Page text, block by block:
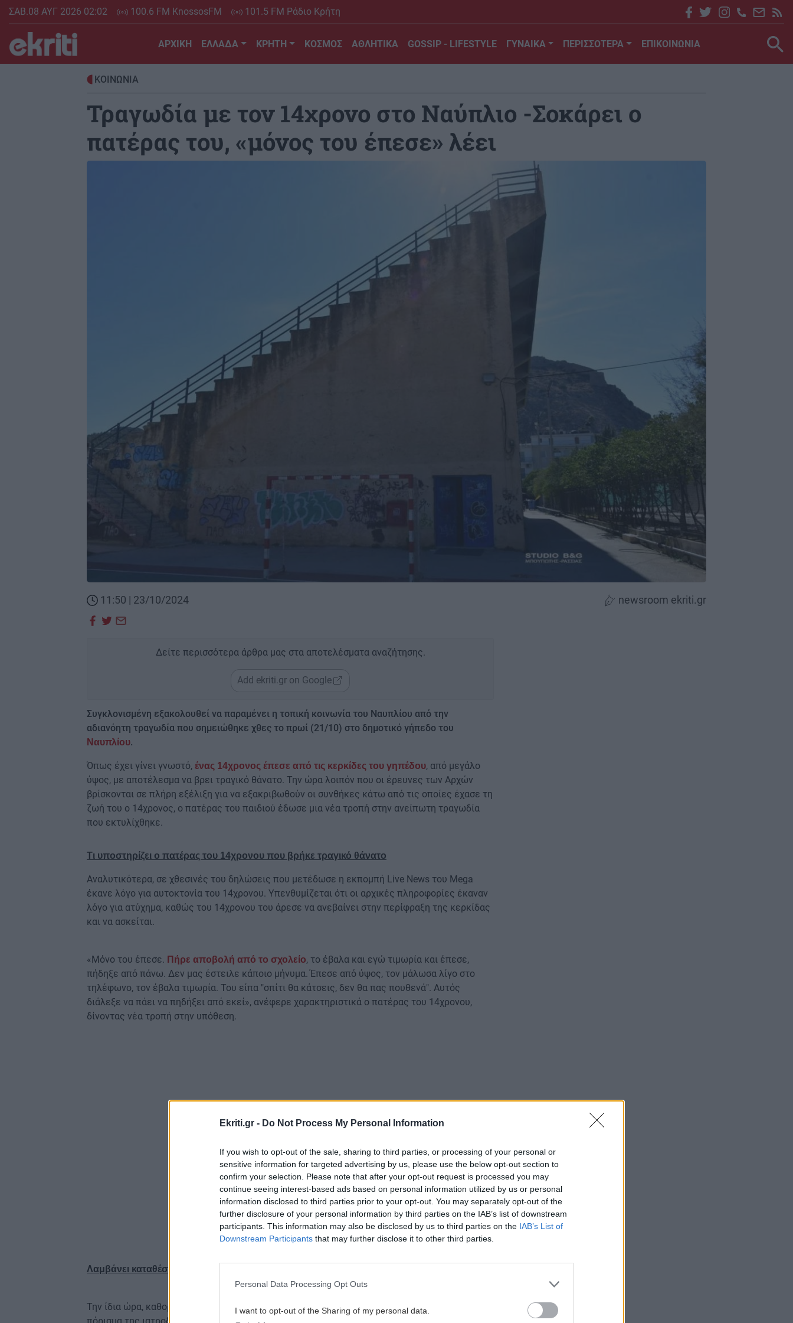
Ekriti.gr - Do Not Process My Personal Information
If you wish to opt-out of the sale, sharing to third parties, or processing of your personal or
sensitive information for targeted advertising by us, please use the below opt-out section to
confirm your selection. Please note that after your opt-out request is processed you may
continue seeing interest-based ads based on personal information utilized by us or personal
information disclosed to third parties prior to your opt-out. You may separately opt-out of the
further disclosure of your personal information by third parties on the IAB’s list of downstream
participants. This information may also be disclosed by us to third parties on the IAB’s List of
Downstream Participants that may further disclose it to other third parties.
Personal Data Processing Opt Outs
I want to opt-out of the Sharing of my personal data.
Skip
content
ΣΑΒ.08 ΑΥΓ 2026 02:02 100.6 FM KnossosFM 101.5 FM Ράδιο Κρήτη
ΑΡΧΙΚΗ ΕΛΛΑΔΑ ΚΡΗΤΗ ΚΟΣΜΟΣ ΑΘΛΗΤΙΚΑ GOSSIP - LIFESTYLE ΓΥΝΑΙΚΑ ΠΕΡΙΣΣΟΤΕΡΑ ΕΠΙΚΟΙΝΩΝΙΑ
ΚΟΙΝΩΝΙΑ
Τραγωδία με τον 14χρονο στο Ναύπλιο -Σοκάρει ο
πατέρας του, «μόνος του έπεσε» λέει
11:50 | 23/10/2024 newsroom ekriti.gr
Δείτε περισσότερα άρθρα μας στα αποτελέσματα αναζήτησης.
Add ekriti.gr on Google
Συγκλονισμένη εξακολουθεί να παραμένει η τοπική κοινωνία του Ναυπλίου από την
αδιανόητη τραγωδία που σημειώθηκε χθες το πρωί (21/10) στο δημοτικό γήπεδο του
Ναυπλίου.
Όπως έχει γίνει γνωστό, ένας 14χρονος έπεσε από τις κερκίδες του γηπέδου, από μεγάλο
ύψος, με αποτέλεσμα να βρει τραγικό θάνατο. Την ώρα λοιπόν που οι έρευνες των Αρχών
βρίσκονται σε πλήρη εξέλιξη για να εξακριβωθούν οι συνθήκες κάτω από τις οποίες έχασε τη
ζωή του ο 14χρονος, ο πατέρας του παιδιού έδωσε μια νέα τροπή στην ανείπωτη τραγωδία
που εκτυλίχθηκε.
Τι υποστηρίζει ο πατέρας του 14χρονου που βρήκε τραγικό θάνατο
Αναλυτικότερα, σε χθεσινές του δηλώσεις που μετέδωσε η εκπομπή Live News του Mega
έκανε λόγο για αυτοκτονία του 14χρονου. Υπενθυμίζεται ότι οι αρχικές πληροφορίες έκαναν
λόγο για ατύχημα, καθώς του 14χρονου του άρεσε να ανεβαίνει στην περίφραξη της κερκίδας
και να ασκείται.
«Μόνο του έπεσε. Πήρε αποβολή από το σχολείο, το έβαλα και εγώ τιμωρία και έπεσε,
πήδηξε από πάνω. Δεν μας έστειλε κάποιο μήνυμα. Έπεσε από ύψος, τον μάλωσα λίγο στο
τηλέφωνο, τον έβαλα τιμωρία. Του είπα "σπίτι θα κάτσεις, δεν θα πας πουθενά". Αυτός
διάλεξε να πάει να πηδήξει από εκεί», ανέφερε χαρακτηριστικά ο πατέρας του 14χρονου,
δίνοντας νέα τροπή στην υπόθεση.
Λαμβάνει καταθέσεις η ΕΛ.ΑΣ.
Την ίδια ώρα, καθοριστικής σημασίας για τις συνθήκες θανάτου του 14χρονου θα είναι το